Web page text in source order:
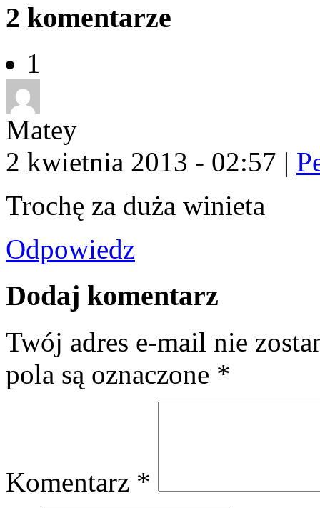
2 komentarze
1
Matey
2 kwietnia 2013 - 02:57 |
Trochę za duża winieta
Odpowiedz
Dodaj komentarz
Twój adres e-mail nie
pola są oznaczone *
Komentarz *